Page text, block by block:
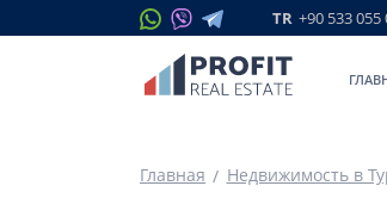
TR +90 533 055
Главная Недвижимость в